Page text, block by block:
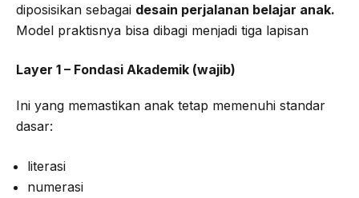
diposisikan sebagai desain perjalanan belajar anak.
Model praktisnya bisa dibagi menjadi tiga lapisan
Layer 1 – Fondasi Akademik (wajib)
Ini yang memastikan anak tetap memenuhi standar
dasar:
literasi
numerasi